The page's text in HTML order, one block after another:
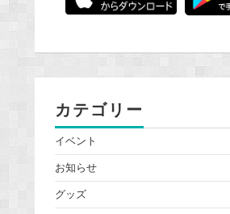
カテゴリー
イベント
お知らせ
グッズ